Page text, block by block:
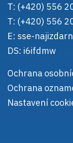
T: (+420) 556
T: (+420) 556
E: sse-
DS: i6ifdmw
Ochrana
Ochrana
Nastavení